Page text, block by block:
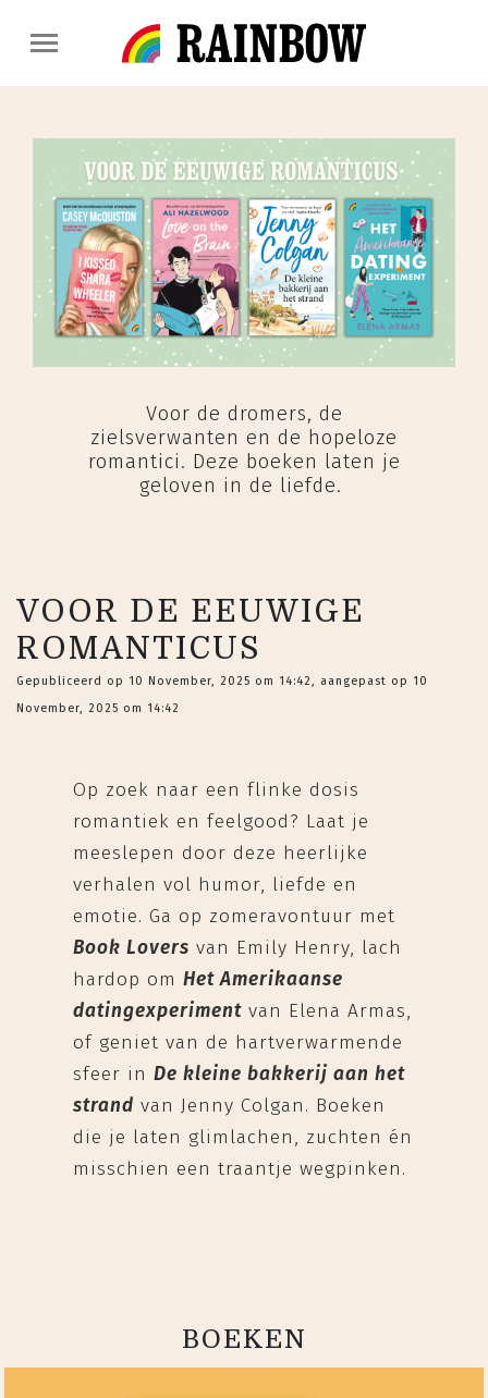
Voor de dromers, de
zielsverwanten en de hopeloze
romantici. Deze boeken laten je
geloven in de liefde.
VOOR DE EEUWIGE
ROMANTICUS
Gepubliceerd op 10 November, 2025 om 14:42, aangepast op 10
November, 2025 om 14:42
Op zoek naar een flinke dosis
romantiek en feelgood? Laat je
meeslepen door deze heerlijke
verhalen vol humor, liefde en
emotie. Ga op zomeravontuur met
Book Lovers van Emily Henry, lach
hardop omHet Amerikaanse
datingexperiment van Elena Armas,
of geniet van de hartverwarmende
sfeer inDe kleine bakkerij aan het
strand van Jenny Colgan. Boeken
die je laten glimlachen, zuchten én
misschien een traantje wegpinken.
BOEKEN